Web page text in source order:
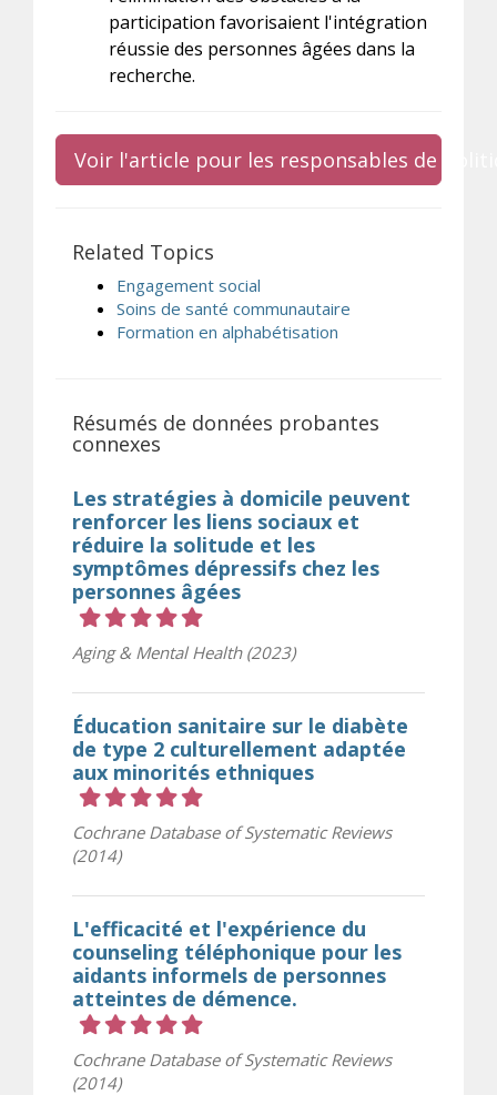
participation favorisaient l'intégration
réussie des personnes âgées dans la
recherche.
Voir l'article pour les responsables de
Related Topics
Engagement social
Soins de santé communautaire
Formation en alphabétisation
Résumés de données probantes
connexes
Les stratégies à domicile peuvent
renforcer les liens sociaux et
réduire la solitude et les
symptômes dépressifs chez les
personnes âgées
Aging & Mental Health (2023)
Éducation sanitaire sur le diabète
de type 2 culturellement adaptée
aux minorités ethniques
Cochrane Database of Systematic Reviews
(2014)
L'efficacité et l'expérience du
counseling téléphonique pour les
aidants informels de personnes
atteintes de démence.
Cochrane Database of Systematic Reviews
(2014)